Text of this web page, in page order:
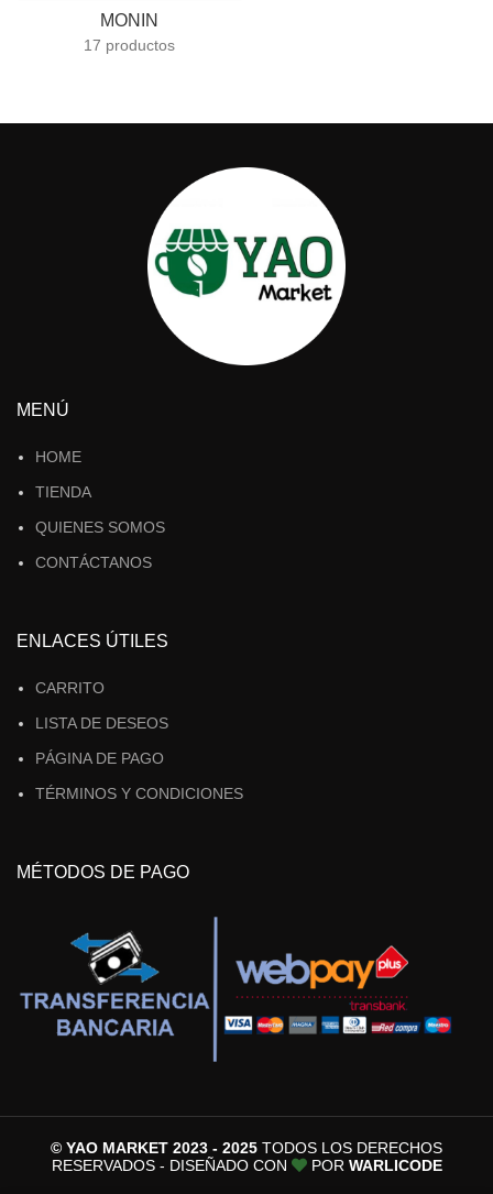
MONIN
17 productos
MENÚ
HOME
TIENDA
QUIENES SOMOS
CONTÁCTANOS
ENLACES ÚTILES
CARRITO
LISTA DE DESEOS
PÁGINA DE PAGO
TÉRMINOS Y CONDICIONES
MÉTODOS DE PAGO
© YAO MARKET 2023 - 2025 TODOS LOS DERECHOS
RESERVADOS - DISEÑADO CON
POR WARLICODE